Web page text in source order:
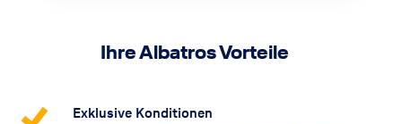
Ihre Albatros Vorteile
Exklusive Konditionen